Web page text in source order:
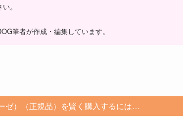
。
筆者が作成・編集しています。
） （正規品）を賢く購入するには…